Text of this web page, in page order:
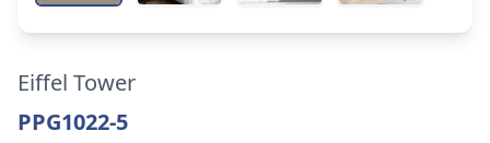
Eiffel Tower
PPG1022-5